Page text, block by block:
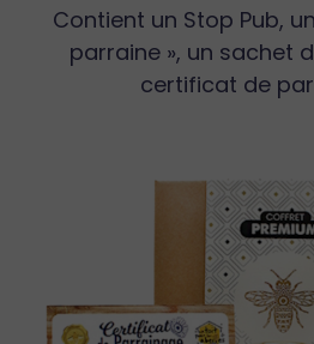
Contient un Stop Pub,
parraine », un sachet
certificat de